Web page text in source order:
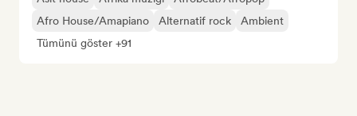
Afro House/Amapiano
Alternatif rock
Ambient
Tümünü göster +91